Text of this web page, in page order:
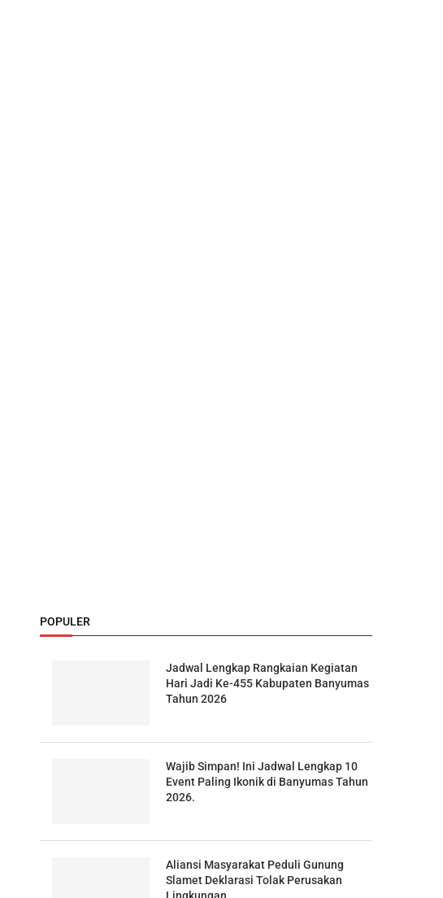
POPULER
Jadwal Lengkap Rangkaian Kegiatan
Hari Jadi Ke-455 Kabupaten Banyumas
Tahun 2026
Wajib Simpan! Ini Jadwal Lengkap 10
Event Paling Ikonik di Banyumas Tahun
2026.
Aliansi Masyarakat Peduli Gunung
Slamet Deklarasi Tolak Perusakan
Lingkungan